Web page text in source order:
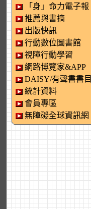
「身」命力電子報
推薦與書摘
出版快訊
行動數位圖書館
視障行動學習
網路博覽家&APP
DAISY/有聲書書目
統計資料
會員專區
無障礙全球資訊網